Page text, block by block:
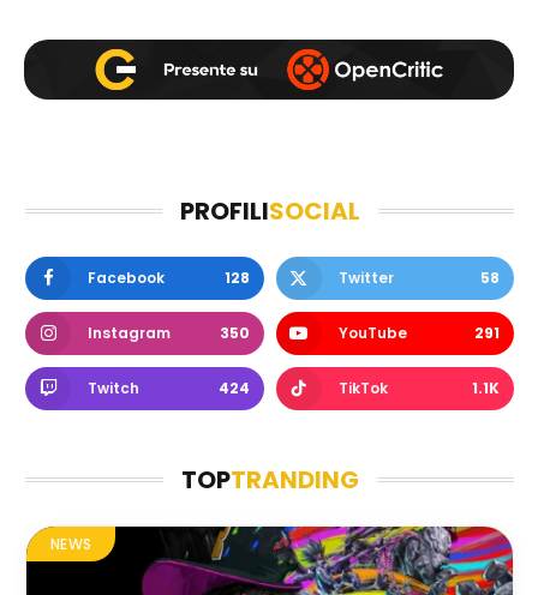
PROFILISOCIAL
Facebook 128 Twitter 58
Instagram 350 YouTube 291
Twitch 424 TikTok 1.1K
TOPTRANDING
NEWS